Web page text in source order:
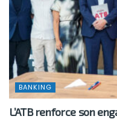
BANKING
L’ATB renforce son